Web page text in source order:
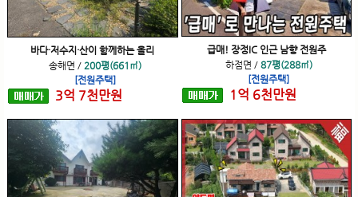
바다·저수지·산이 함께하는 올리
송해면 / 200평(661㎡)
[전원주택]
3억 7천만원
급매! 장정IC 인근 남향 전원주
하점면 / 87평(288㎡)
[전원주택]
1 억 6천만원